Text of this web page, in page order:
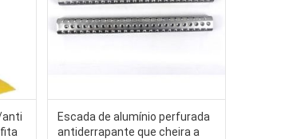
Escada de alumínio perfurada
antiderrapante que cheira a